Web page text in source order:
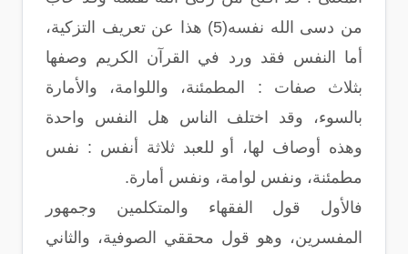
من دسى الله نفسه(5) هذا عن تعريف التزكية،
أما النفس فقد ورد في القرآن الكريم وصفها
بثلاث صفات : المطمئنة، واللوامة، والأمارة
بالسوء، وقد اختلف الناس هل النفس واحدة
وهذه أوصاف لها، أو للعبد ثلاثة أنفس : نفس
مطمئنة، ونفس لوامة، ونفس أمارة.
فالأول قول الفقهاء والمتكلمين وجمهور
المفسرين، وهو قول محققي الصوفية، والثاني